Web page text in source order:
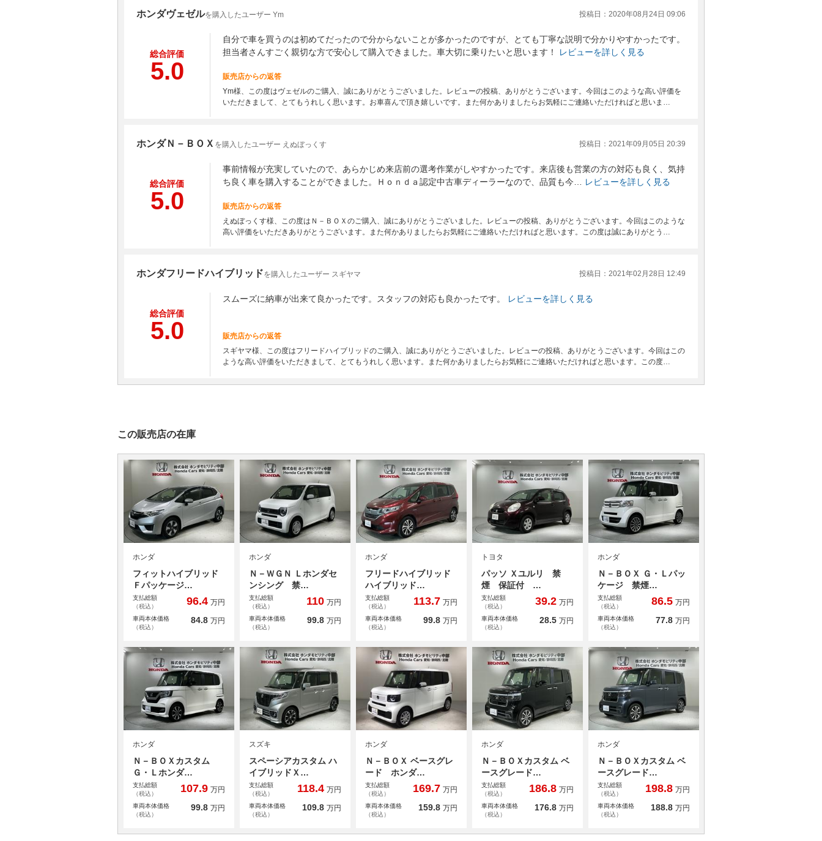
ホンダヴェゼルを購入したユーザー Ym 投稿日：2020年08月24日 09:06
総合評価
5.0
自分で車を買うのは初めてだったので分からないことが多かったのですが、とても丁寧な説明で分かりやすかったです。
担当者さんすごく親切な方で安心して購入できました。車大切に乗りたいと思います！
レビューを詳しく見る
販売店からの返答
Ym様、この度はヴェゼルのご購入、誠にありがとうございました。レビューの投稿、ありがとうございます。今回はこのような高い評価を
いただきまして、とてもうれしく思います。お車喜んで頂き嬉しいです。また何かありましたらお気軽にご連絡いただければと思いま…
ホンダＮ－ＢＯＸ を購入したユーザー えぬぼっくす 投稿日：2021年09月05日 20:39
総合評価
5.0
事前情報が充実していたので、あらかじめ来店前の選考作業がしやすかったです。来店後も営業の方の対応も良く、気持
ち良く車を購入することができました。Ｈｏｎｄａ認定中古車ディーラーなので、品質も今…
レビューを詳しく見る
販売店からの返答
えぬぼっくす様、この度はＮ－ＢＯＸのご購入、誠にありがとうございました。レビューの投稿、ありがとうございます。今回はこのような
高い評価をいただきありがとうございます。また何かありましたらお気軽にご連絡いただければと思います。この度は誠にありがとう…
ホンダフリードハイブリッドを購入したユーザー スギヤマ 投稿日：2021年02月28日 12:49
総合評価
5.0
スムーズに納車が出来て良かったです。スタッフの対応も良かったです。 レビューを詳しく見る
販売店からの返答
スギヤマ様、この度はフリードハイブリッドのご購入、誠にありがとうございました。レビューの投稿、ありがとうございます。今回はこの
ような高い評価をいただきまして、とてもうれしく思います。また何かありましたらお気軽にご連絡いただければと思います。この度…
この販売店の在庫
ホンダ
フィットハイブリッド
Ｆパッケージ…
支払総額
（税込）
96.4 万円
車両本体価格
（税込）
84.8 万円
ホンダ
Ｎ－ＷＧＮ Ｌホンダセ
ンシング 禁…
支払総額
（税込）
110 万円
車両本体価格
（税込）
99.8 万円
ホンダ
フリードハイブリッド
ハイブリッド…
支払総額
（税込）
113.7 万円
車両本体価格
（税込）
99.8 万円
トヨタ
パッソ Ｘユルリ 禁
煙 保証付 …
支払総額
（税込）
39.2 万円
車両本体価格
（税込）
28.5 万円
ホンダ
Ｎ－ＢＯＸ Ｇ・Ｌパッ
ケージ 禁煙…
支払総額
（税込）
86.5 万円
車両本体価格
（税込）
77.8 万円
ホンダ
Ｎ－ＢＯＸカスタム
Ｇ・Ｌホンダ…
支払総額
（税込）
107.9 万円
車両本体価格
（税込）
99.8 万円
スズキ
スペーシアカスタム ハ
イブリッドＸ…
支払総額
（税込）
118.4 万円
車両本体価格
（税込）
109.8 万円
ホンダ
Ｎ－ＢＯＸ ベースグレ
ード ホンダ…
支払総額
（税込）
169.7 万円
車両本体価格
（税込）
159.8 万円
ホンダ
Ｎ－ＢＯＸカスタム ベ
ースグレード…
支払総額
（税込）
186.8 万円
車両本体価格
（税込）
176.8 万円
ホンダ
Ｎ－ＢＯＸカスタム ベ
ースグレード…
支払総額
（税込）
198.8 万円
車両本体価格
（税込）
188.8 万円